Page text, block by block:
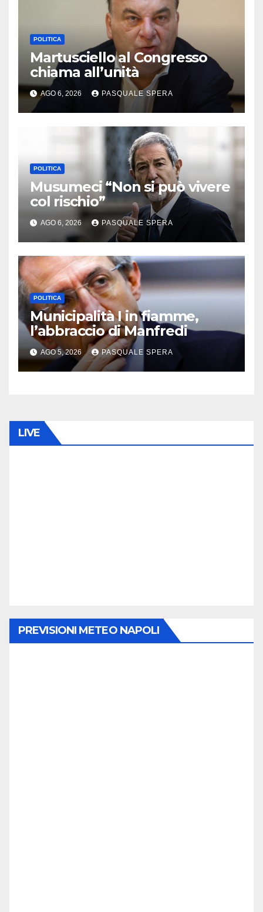
POLITICA
Martusciello al Congresso
chiama all’unità
AGO 6, 2026 PASQUALE SPERA
POLITICA
Musumeci “Non si può vivere
col rischio”
AGO 6, 2026 PASQUALE SPERA
POLITICA
Municipalità I in fiamme,
l’abbraccio di Manfredi
AGO 5, 2026 PASQUALE SPERA
LIVE
PREVISIONI METEO NAPOLI